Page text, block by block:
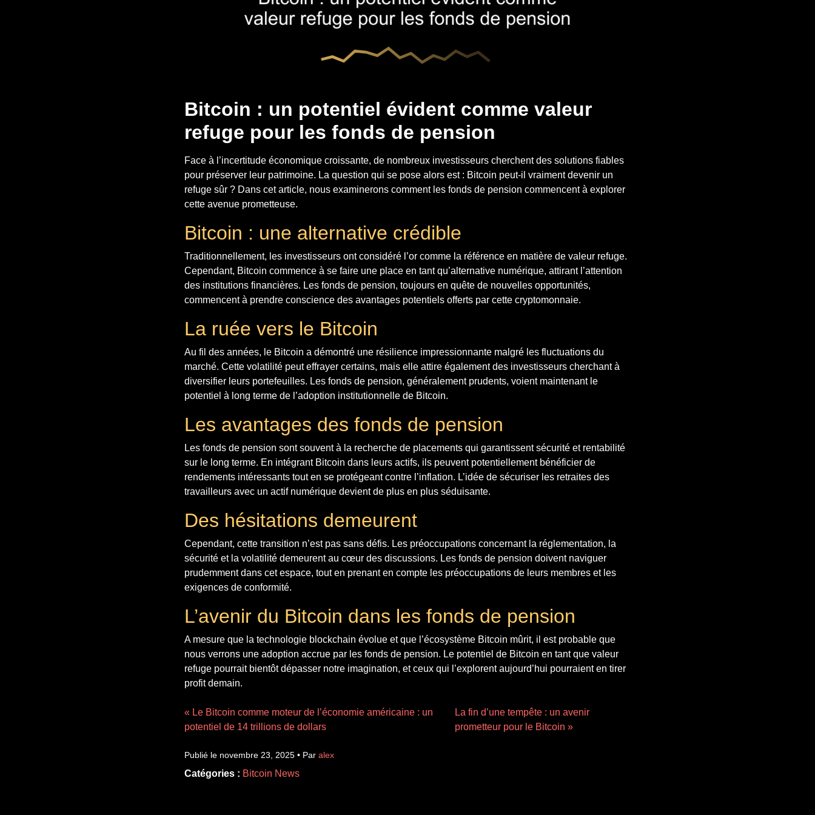
Bitcoin : un potentiel évident comme valeur
refuge pour les fonds de pension
Face à l’incertitude économique croissante, de nombreux investisseurs cherchent des solutions fiables
pour préserver leur patrimoine. La question qui se pose alors est : Bitcoin peut-il vraiment devenir un
refuge sûr ? Dans cet article, nous examinerons comment les fonds de pension commencent à explorer
cette avenue prometteuse.
Bitcoin : une alternative crédible
Traditionnellement, les investisseurs ont considéré l’or comme la référence en matière de valeur refuge.
Cependant, Bitcoin commence à se faire une place en tant qu’alternative numérique, attirant l’attention
des institutions financières. Les fonds de pension, toujours en quête de nouvelles opportunités,
commencent à prendre conscience des avantages potentiels offerts par cette cryptomonnaie.
La ruée vers le Bitcoin
Au fil des années, le Bitcoin a démontré une résilience impressionnante malgré les fluctuations du
marché. Cette volatilité peut effrayer certains, mais elle attire également des investisseurs cherchant à
diversifier leurs portefeuilles. Les fonds de pension, généralement prudents, voient maintenant le
potentiel à long terme de l’adoption institutionnelle de Bitcoin.
Les avantages des fonds de pension
Les fonds de pension sont souvent à la recherche de placements qui garantissent sécurité et rentabilité
sur le long terme. En intégrant Bitcoin dans leurs actifs, ils peuvent potentiellement bénéficier de
rendements intéressants tout en se protégeant contre l’inflation. L’idée de sécuriser les retraites des
travailleurs avec un actif numérique devient de plus en plus séduisante.
Des hésitations demeurent
Cependant, cette transition n’est pas sans défis. Les préoccupations concernant la réglementation, la
sécurité et la volatilité demeurent au cœur des discussions. Les fonds de pension doivent naviguer
prudemment dans cet espace, tout en prenant en compte les préoccupations de leurs membres et les
exigences de conformité.
L’avenir du Bitcoin dans les fonds de pension
A mesure que la technologie blockchain évolue et que l’écosystème Bitcoin mûrit, il est probable que
nous verrons une adoption accrue par les fonds de pension. Le potentiel de Bitcoin en tant que valeur
refuge pourrait bientôt dépasser notre imagination, et ceux qui l’explorent aujourd’hui pourraient en tirer
profit demain.
« Le Bitcoin comme moteur de l’économie américaine : un
potentiel de 14 trillions de dollars
La fin d’une tempête : un avenir
prometteur pour le Bitcoin »
Publié le novembre 23, 2025 • Par alex
Catégories : Bitcoin News